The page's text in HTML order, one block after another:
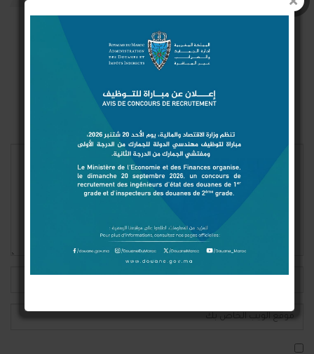
Connect with:
Login With Facebook
Login With Google
Login With Twitter